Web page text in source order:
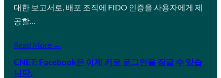
대한 보고서로, 배포 조직에 FIDO 인증을 사용자에게 제
공할…
Read More →
CNET: Facebook은 이제 키로 로그인을 잠글 수 있습
니다.